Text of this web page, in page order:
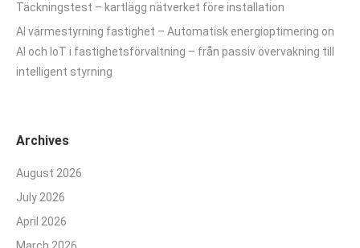
Täckningstest – kartlägg nätverket före installation
AI värmestyrning fastighet – Automatisk energioptimering on
AI och IoT i fastighetsförvaltning – från passiv övervakning till
intelligent styrning
Archives
August 2026
July 2026
April 2026